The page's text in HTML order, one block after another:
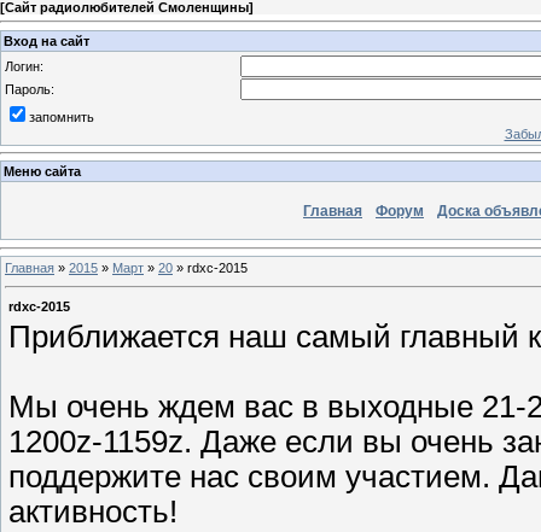
[Сайт радиолюбителей Смоленщины]
Вход на сайт
Логин:
Пароль:
запомнить
Меню сайта
Главная Форум Доска
Главная » 2015 » Март » 20 » rdxc-2015
rdxc-2015
Приближается наш самый главный
Мы очень ждем вас в выходные 21-
1200z-1159z. Даже если вы очень
поддержите нас своим участием.
активность!